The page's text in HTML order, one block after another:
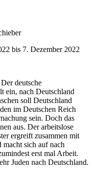
bis 7. Dezember 2022
deutsche
ein, nach Deutschland
soll Deutschland
im Deutschen Reich
sein. Doch das
aus. Der arbeitslose
ergreift zusammen mit
macht sich auf nach
erst mal Arbeit.
Juden nach Deutschland.